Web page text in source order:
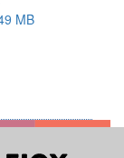
MB